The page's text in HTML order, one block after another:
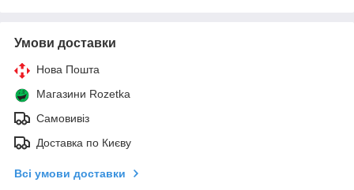
Умови доставки
Нова Пошта
Магазини Rozetka
Самовивіз
Доставка по Києву
Всі умови доставки